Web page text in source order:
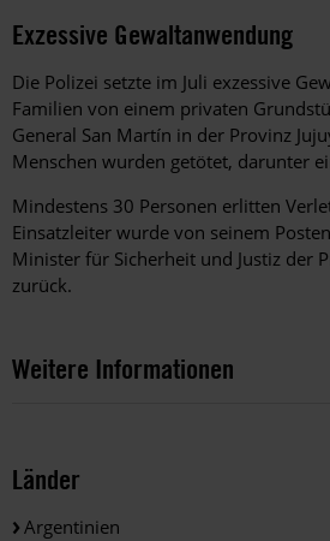
Exzessive Gewaltanwendung
Die Polizei setzte im Juli exzessive
Familien von einem privaten
General San Martín in der Provinz
Menschen wurden getötet, darunter
Mindestens 30 Personen erlitten
Einsatzleiter wurde von seinem
Minister für Sicherheit und Justiz der
zurück.
Weitere Informationen
Länder
Argentinien